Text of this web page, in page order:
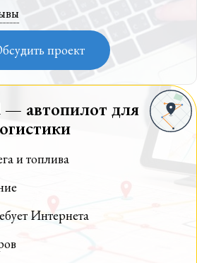
проект
автопилот для
и топлива
Интернета